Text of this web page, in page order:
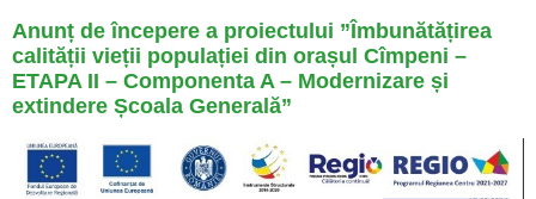
Anunț de începere a proiectului ”Îmbunătățirea
calității vieții populației din orașul Cîmpeni –
ETAPA II – Componenta A – Modernizare și
extindere Școala Generală”